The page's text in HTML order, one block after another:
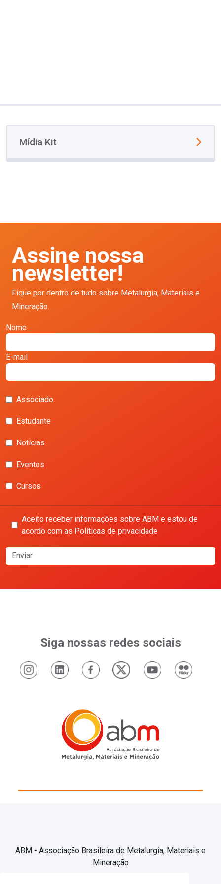
Mídia Kit
Assine nossa
newsletter!
Fique por dentro de tudo sobre Metalurgia, Materiais e
Mineração.
Nome
E-mail
Associado
Estudante
Notícias
Eventos
Cursos
Aceito receber informações sobre ABM e estou de
acordo com as Políticas de privacidade
Enviar
Siga nossas redes sociais
ABM - Associação Brasileira de Metalurgia, Materiais e
Mineração